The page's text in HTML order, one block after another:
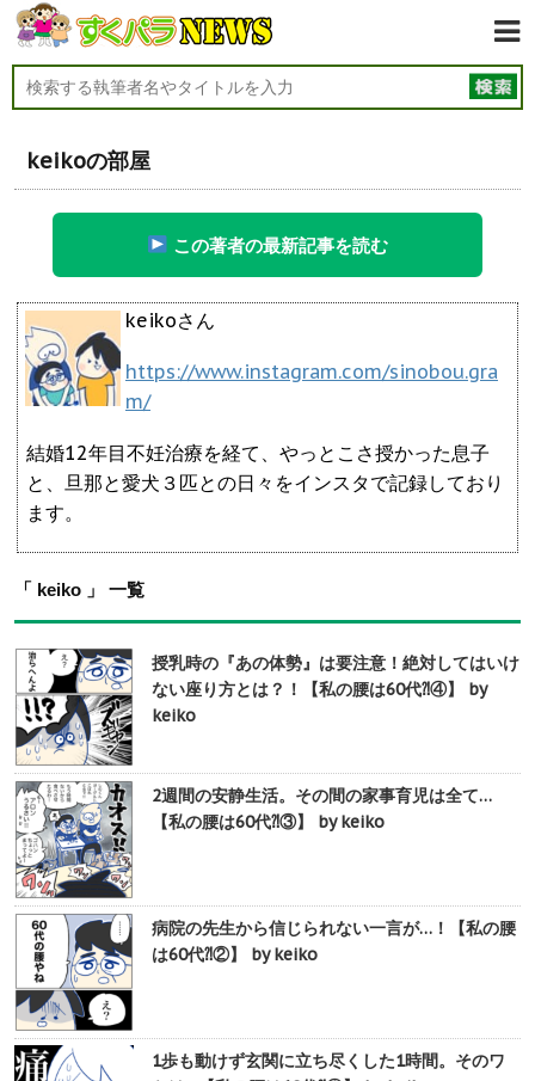
keikoの部屋
この著者の最新記事を読む
keikoさん
https://www.instagram.com/sinobou.gra
m/
結婚12年目不妊治療を経て、やっとこさ授かった息子
と、旦那と愛犬３匹との日々をインスタで記録しており
ます。
「 keiko 」 一覧
授乳時の『あの体勢』は要注意！絶対してはいけ
ない座り方とは？！【私の腰は60代⁈④】 by
keiko
2週間の安静生活。その間の家事育児は全て…
【私の腰は60代⁈③】 by keiko
病院の先生から信じられない一言が…！【私の腰
は60代⁈②】 by keiko
1歩も動けず玄関に立ち尽くした1時間。そのワ